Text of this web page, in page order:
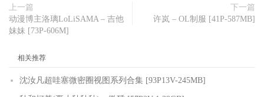
上一篇
动漫博主洛璃LoLiSAMA – 吉他
妹妹 [73P-606M]
下一篇
许岚 – OL制服 [41P-587MB]
相关推荐
沈汝凡超哇塞微密圈视图系列合集 [93P13V-245MB]